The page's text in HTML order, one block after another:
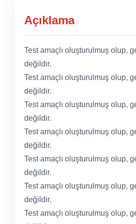
Açıklama
Test amaçlı oluşturulmuş olup,
değildir.
Test amaçlı oluşturulmuş olup,
değildir.
Test amaçlı oluşturulmuş olup,
değildir.
Test amaçlı oluşturulmuş olup,
değildir.
Test amaçlı oluşturulmuş olup,
değildir.
Test amaçlı oluşturulmuş olup,
değildir.
Test amaçlı oluşturulmuş olup,